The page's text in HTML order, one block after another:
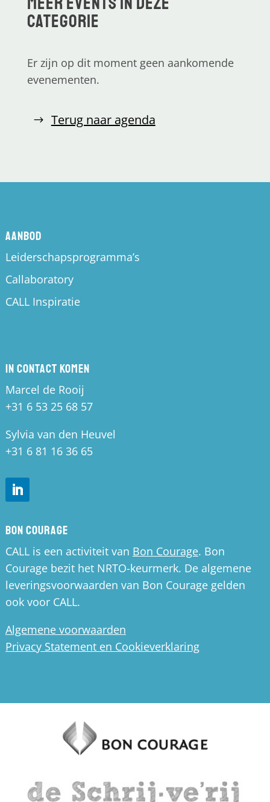
categorie
Er zijn op dit moment geen aankomende
evenementen.
Terug naar agenda
Aanbod
Leiderschapsprogramma’s
Callaboratory
CALL Inspiratie
In contact komen
Marcel de Rooij
+31 6 53 25 68 57
Sylvia van den Heuvel
+31 6 81 16 36 65
Bon Courage
CALL is een activiteit van Bon Courage. Bon
Courage bezit het NRTO-keurmerk. De algemene
leveringsvoorwaarden van Bon Courage gelden
ook voor CALL.
Algemene voorwaarden
Privacy Statement en Cookieverklaring